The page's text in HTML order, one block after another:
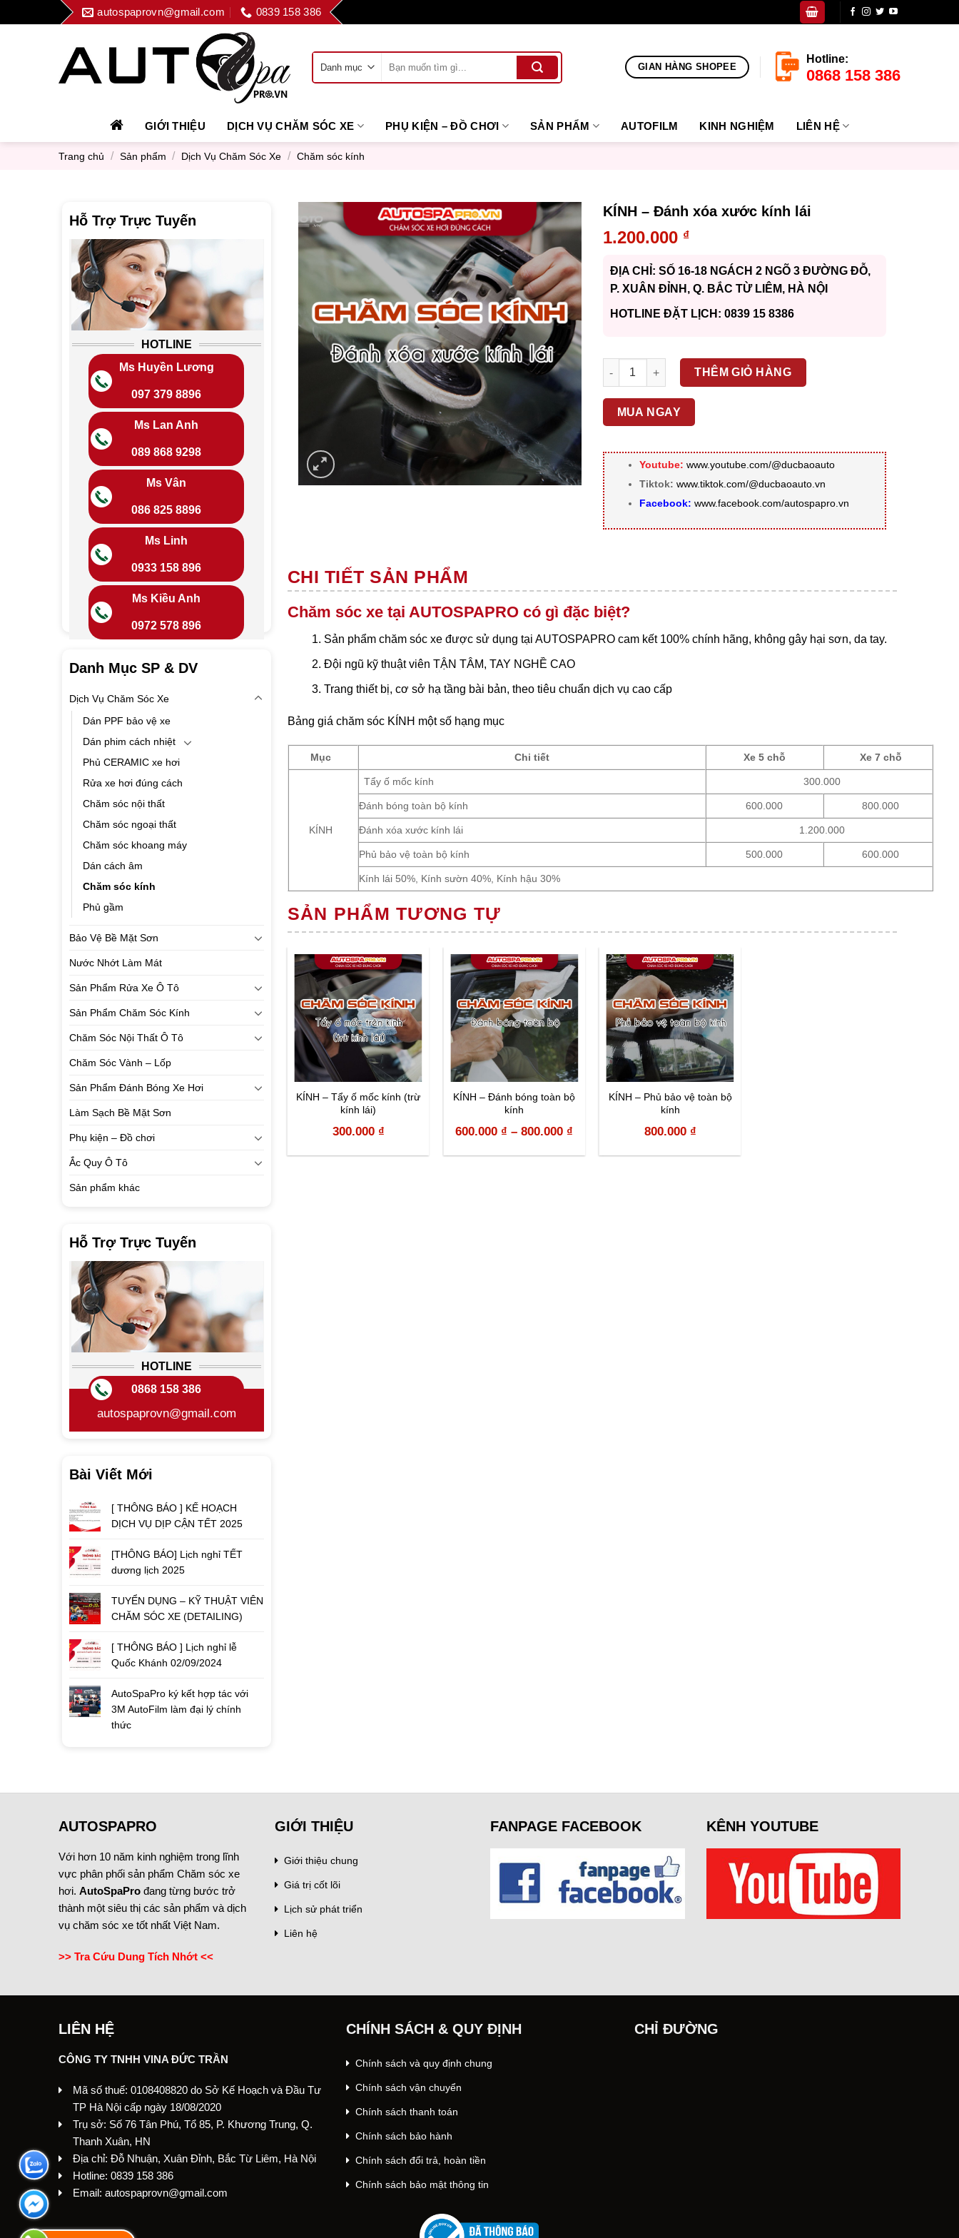
to
autospaprovn@gmail.com 0839 158 386
kiếm:
GIAN HÀNG SHOPEE
Hotline:
0868 158 386
GIỚI THIỆU DỊCH VỤ CHĂM SÓC XE PHỤ KIỆN – ĐỒ CHƠI SẢN PHẨM AUTOFILM KINH NGHIỆM LIÊN HỆ
Trang chủ / Sản phẩm / Dịch Vụ Chăm Sóc Xe / Chăm sóc kính
Hỗ Trợ Trực Tuyến
HOTLINE
Ms Huyền Lương
097 379 8896
Ms Lan Anh
089 868 9298
Ms Vân
086 825 8896
Ms Linh
0933 158 896
Ms Kiều Anh
0972 578 896
Danh Mục SP & DV
Dịch Vụ Chăm Sóc Xe
Dán PPF bảo vệ xe
Dán phim cách nhiệt
Phủ CERAMIC xe hơi
Rửa xe hơi đúng cách
Chăm sóc nội thất
Chăm sóc ngoại thất
Chăm sóc khoang máy
Dán cách âm
Chăm sóc kính
Phủ gầm
Bảo Vệ Bề Mặt Sơn
Nước Nhớt Làm Mát
Sản Phẩm Rửa Xe Ô Tô
Sản Phẩm Chăm Sóc Kính
Chăm Sóc Nội Thất Ô Tô
Chăm Sóc Vành – Lốp
Sản Phẩm Đánh Bóng Xe Hơi
Làm Sạch Bề Mặt Sơn
Phụ kiện – Đồ chơi
Ắc Quy Ô Tô
Sản phẩm khác
Hỗ Trợ Trực Tuyến
HOTLINE
0868 158 386
autospaprovn@gmail.com
Bài Viết Mới
[ THÔNG BÁO ] KẾ HOẠCH
DỊCH VỤ DỊP CẬN TẾT 2025
[THÔNG BÁO] Lịch nghỉ TẾT
dương lịch 2025
TUYỂN DỤNG – KỸ THUẬT VIÊN
CHĂM SÓC XE (DETAILING)
[ THÔNG BÁO ] Lịch nghỉ lễ
Quốc Khánh 02/09/2024
AutoSpaPro ký kết hợp tác với
3M AutoFilm làm đại lý chính
thức
KÍNH – Đánh xóa xước kính lái
1.200.000 ₫
ĐỊA CHỈ: SỐ 16-18 NGÁCH 2 NGÕ 3 ĐƯỜNG ĐỖ,
P. XUÂN ĐỈNH, Q. BẮC TỪ LIÊM, HÀ NỘI
HOTLINE ĐẶT LỊCH: 0839 15 8386
KÍNH - Đánh xóa xước kính lái số lượng
THÊM GIỎ HÀNG
MUA NGAY
Youtube: www.youtube.com/@ducbaoauto
Tiktok: www.tiktok.com/@ducbaoauto.vn
Facebook: www.facebook.com/autospapro.vn
CHI TIẾT SẢN PHẨM
Chăm sóc xe tại AUTOSPAPRO có gì đặc biệt?
Sản phẩm chăm sóc xe được sử dụng tại AUTOSPAPRO cam kết 100% chính hãng, không gây hại sơn, da tay.
Đội ngũ kỹ thuật viên TẬN TÂM, TAY NGHỀ CAO
Trang thiết bị, cơ sở hạ tầng bài bản, theo tiêu chuẩn dịch vụ cao cấp
Bảng giá chăm sóc KÍNH một số hạng mục
Mục Chi tiết Xe 5 chỗ Xe 7 chỗ
KÍNH
Tẩy ố mốc kính 300.000
Đánh bóng toàn bộ kính 600.000 800.000
Đánh xóa xước kính lái 1.200.000
Phủ bảo vệ toàn bộ kính 500.000 600.000
Kính lái 50%, Kính sườn 40%, Kính hậu 30%
SẢN PHẨM TƯƠNG TỰ
KÍNH – Tẩy ố mốc kính (trừ
kính lái)
300.000 ₫
KÍNH – Đánh bóng toàn bộ
kính
600.000 ₫ –800.000 ₫
KÍNH – Phủ bảo vệ toàn bộ
kính
800.000 ₫
AUTOSPAPRO
Với hơn 10 năm kinh nghiệm trong lĩnh
vực phân phối sản phẩm Chăm sóc xe
hơi. AutoSpaPro đang từng bước trở
thành một siêu thị các sản phẩm và dịch
vụ chăm sóc xe tốt nhất Việt Nam.
>> Tra Cứu Dung Tích Nhớt <<
GIỚI THIỆU
Giới thiệu chung
Giá trị cốt lõi
Lịch sử phát triển
Liên hệ
FANPAGE FACEBOOK KÊNH YOUTUBE
LIÊN HỆ
CÔNG TY TNHH VINA ĐỨC TRẦN
Mã số thuế: 0108408820 do Sở Kế Hoạch và Đầu Tư
TP Hà Nội cấp ngày 18/08/2020
Trụ sở: Số 76 Tân Phú, Tổ 85, P. Khương Trung, Q.
Thanh Xuân, HN
Địa chỉ: Đỗ Nhuận, Xuân Đỉnh, Bắc Từ Liêm, Hà Nội
Hotline: 0839 158 386
Email: autospaprovn@gmail.com
CHÍNH SÁCH & QUY ĐỊNH
Chính sách và quy định chung
Chính sách vận chuyển
Chính sách thanh toán
Chính sách bảo hành
Chính sách đổi trả, hoàn tiền
Chính sách bảo mật thông tin
CHỈ ĐƯỜNG